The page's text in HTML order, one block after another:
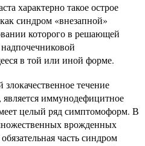
характерно такое острое
синдром «внезапной»
которого в решающей
надпочечниковой
в той или иной форме.
течение
иммунодефицитное
целый ряд симптомоформ. В
врожденных
часть синдром